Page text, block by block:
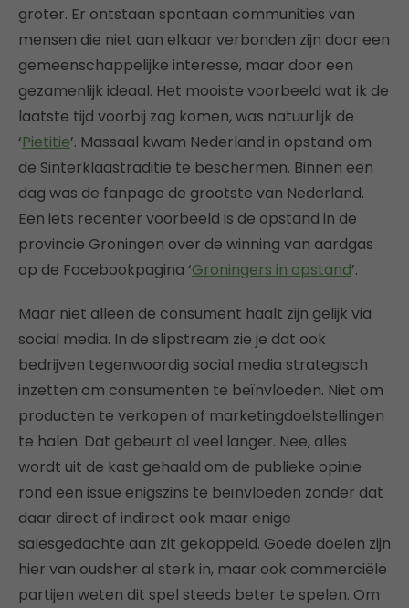
groter. Er ontstaan spontaan communities van
mensen die niet aan elkaar verbonden zijn door een
gemeenschappelijke interesse, maar door een
gezamenlijk ideaal. Het mooiste voorbeeld wat ik de
laatste tijd voorbij zag komen, was natuurlijk de
‘Pietitie’. Massaal kwam Nederland in opstand om
de Sinterklaastraditie te beschermen. Binnen een
dag was de fanpage de grootste van Nederland.
Een iets recenter voorbeeld is de opstand in de
provincie Groningen over de winning van aardgas
op de Facebookpagina ‘Groningers in opstand’.
Maar niet alleen de consument haalt zijn gelijk via
social media. In de slipstream zie je dat ook
bedrijven tegenwoordig social media strategisch
inzetten om consumenten te beïnvloeden. Niet om
producten te verkopen of marketingdoelstellingen
te halen. Dat gebeurt al veel langer. Nee, alles
wordt uit de kast gehaald om de publieke opinie
rond een issue enigszins te beïnvloeden zonder dat
daar direct of indirect ook maar enige
salesgedachte aan zit gekoppeld. Goede doelen zijn
hier van oudsher al sterk in, maar ook commerciële
partijen weten dit spel steeds beter te spelen. Om